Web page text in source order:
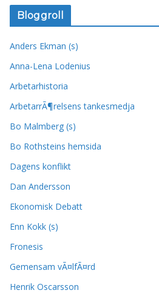
Bloggroll
Anders Ekman (s)
Anna-Lena Lodenius
Arbetarhistoria
ArbetarrÃ¶relsens tankesmedja
Bo Malmberg (s)
Bo Rothsteins hemsida
Dagens konflikt
Dan Andersson
Ekonomisk Debatt
Enn Kokk (s)
Fronesis
Gemensam vÃ¤lfÃ¤rd
Henrik Oscarsson